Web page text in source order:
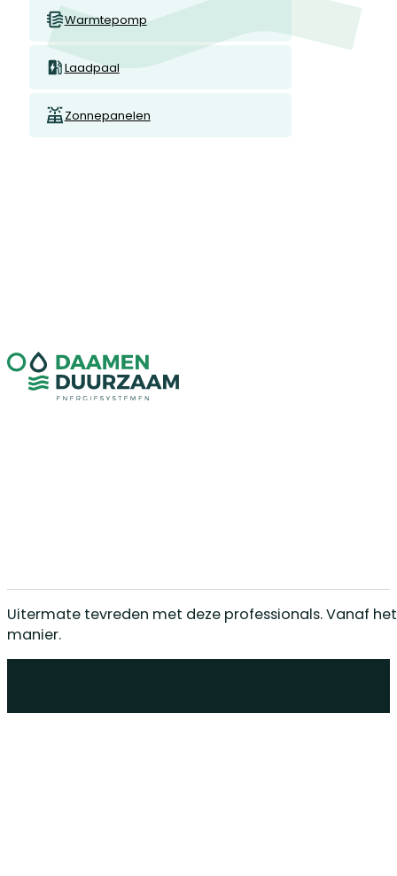
Warmtepomp
Laadpaal
Zonnepanelen
Uitermate tevreden met deze professionals. Vanaf
manier.